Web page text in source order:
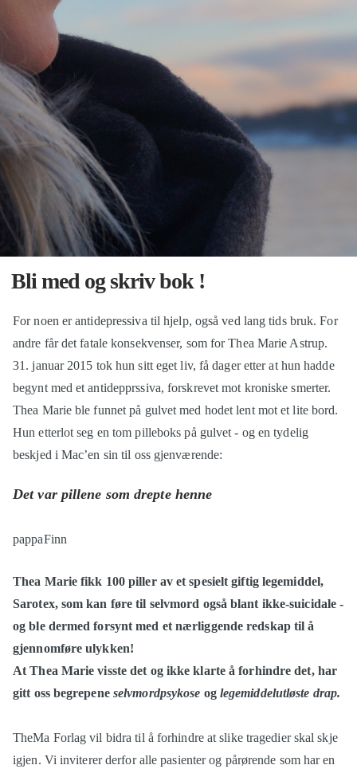
Bli med og skriv bok !
For noen er antidepressiva til hjelp, også ved lang tids bruk. For
andre får det fatale konsekvenser, som for Thea Marie Astrup.
31. januar 2015 tok hun sitt eget liv, få dager etter at hun hadde
begynt med et antidepprssiva, forskrevet mot kroniske smerter.
Thea Marie ble funnet på gulvet med hodet lent mot et lite bord.
Hun etterlot seg en tom pilleboks på gulvet - og en tydelig
beskjed i Mac’en sin til oss gjenværende:
Det var pillene som drepte henne
pappaFinn
Thea Marie fikk 100 piller av et spesielt giftig legemiddel,
Sarotex, som kan føre til selvmord også blant ikke-suicidale -
og ble dermed forsynt med et nærliggende redskap til å
gjennomføre ulykken!
At Thea Marie visste det og ikke klarte å forhindre det, har
gitt oss begrepene selvmordpsykose og legemiddelutløste drap.
TheMa Forlag vil bidra til å forhindre at slike tragedier skal skje
igjen. Vi inviterer derfor alle pasienter og pårørende som har en